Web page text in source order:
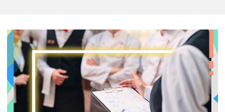
dati, digitale e tecnologia
educazione e sviluppo delle capacità
energia, cambiamenti climatici e ambiente